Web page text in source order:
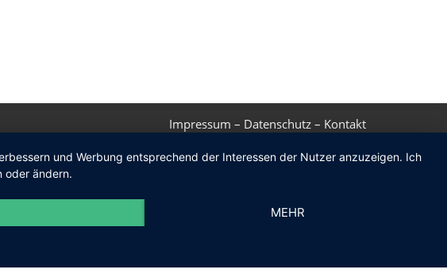
Impressum – Datenschutz – Kontakt
und Werbung entsprechend der Interessen der Nutzer anzuzeigen. Ich
oder ändern.
MEHR